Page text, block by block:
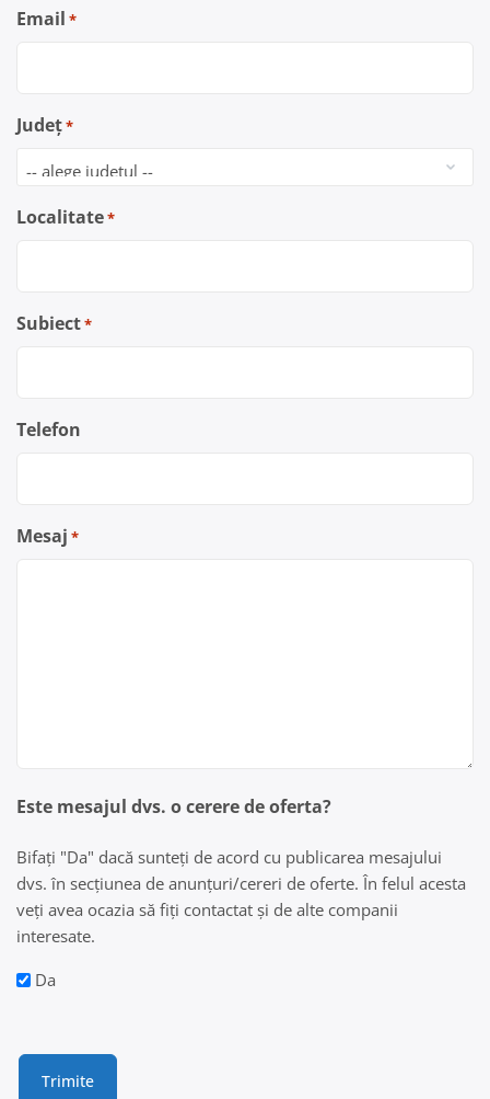
Email *
Județ*
Localitate*
Subiect*
Telefon
Mesaj *
Este mesajul dvs. o cerere de oferta?
Bifați "Da" dacă sunteți de acord cu publicarea mesajului
dvs. în secțiunea de anunțuri/cereri de oferte. În felul acesta
veți avea ocazia să fiți contactat și de alte companii
interesate.
Da